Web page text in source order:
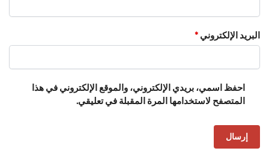
البريد الإلكتروني *
احفظ اسمي، بريدي الإلكتروني، والموقع الإلكتروني في هذا
المتصفح لاستخدامها المرة المقبلة في تعليقي.